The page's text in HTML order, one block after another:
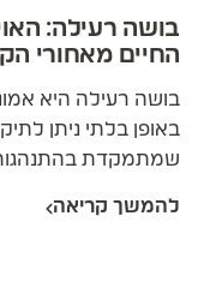
בושה רעילה:
בושה רעילה היא
באופן בלתי ניתן
שמתמקדת בהתנהגות
במקום "עשיתי משהו
להמשך קריאה